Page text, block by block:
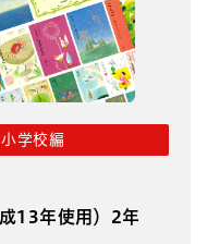
学校編
13年使用）2年